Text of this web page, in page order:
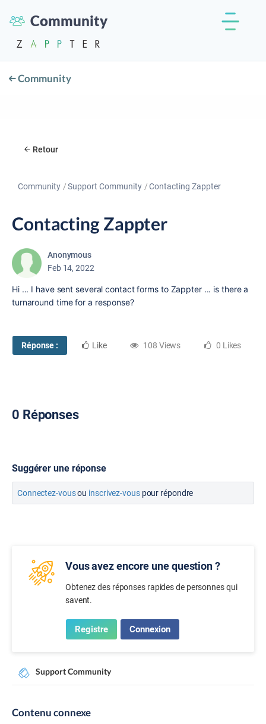
Community
Community
Retour
Community Support Community Contacting Zappter
Contacting Zappter
Anonymous
Feb 14, 2022
Hi ... I have sent several contact forms to Zappter ... is there a
turnaround time for a response?
Réponse : Like 108 Views 0 Likes
0 Réponses
Suggérer une réponse
Connectez-vousou inscrivez-vouspour répondre
Vous avez encore une question ?
Obtenez des réponses rapides de personnes qui
savent.
Registre Connexion
Support Community
Contenu connexe